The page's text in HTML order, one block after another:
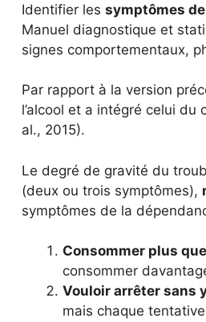
Identifier les symptômes
Manuel diagnostique et
signes comportementaux,
Par rapport à la version
l’alcool et a intégré celui
al., 2015).
Le degré de gravité du
(deux ou trois symptômes),
symptômes de la
Consommer plus
consommer
Vouloir arrêter sans
mais chaque